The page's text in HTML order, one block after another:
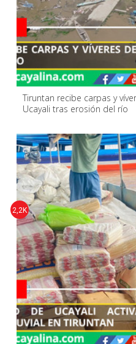
Tiruntan recibe carpas y
Ucayali tras erosión del río
2,2K